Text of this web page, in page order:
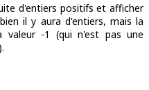
d'entiers positifs et afficher
il y aura d'entiers, mais la
-1 (qui n'est pas une